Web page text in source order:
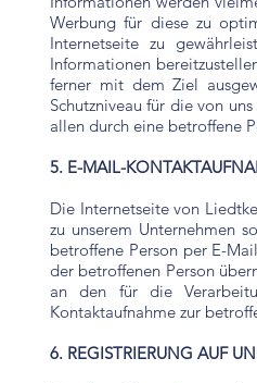
Werbung für diese zu
Internetseite zu
Informationen
ferner mit dem Ziel
Schutzniveau für die von
allen durch eine betroffene
5. E-MAIL-
Die Internetseite von
zu unserem Unternehmen
betroffene Person per E-
der betroffenen Person
an den für die
Kontaktaufnahme zur
6. REGISTRIERUNG AUF